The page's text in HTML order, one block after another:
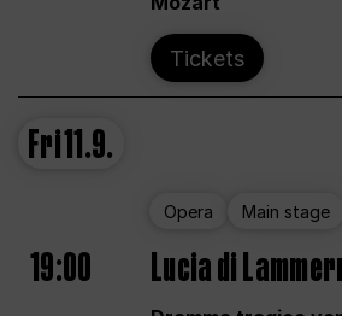
Tickets
Fri11.9.
Opera Main stage
19:00 Lucia di